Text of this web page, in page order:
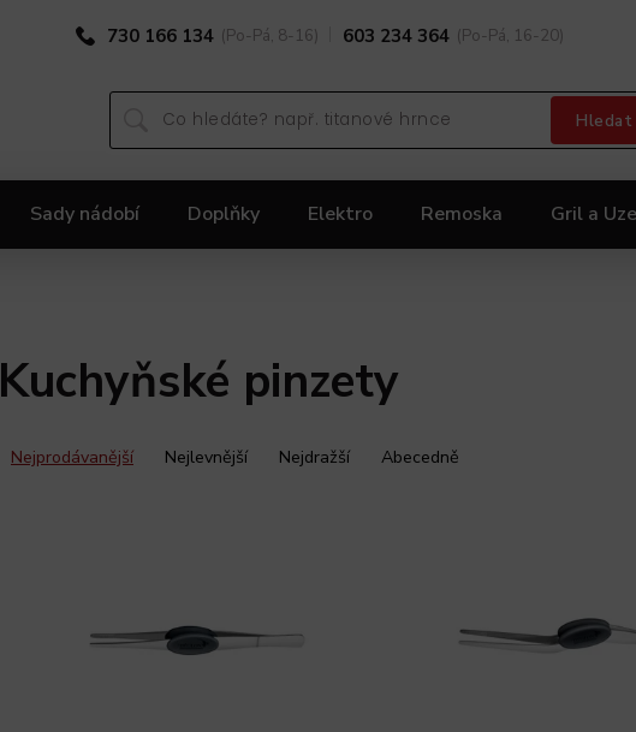
730 166 134 (Po-Pá, 8-16) 603 234 364 (Po-Pá, 16-20)
Hledat
Sady nádobí Doplňky Elektro Remoska Gril a
Kuchyňské pinzety
Nejprodávanější Nejlevnější Nejdražší Abecedně